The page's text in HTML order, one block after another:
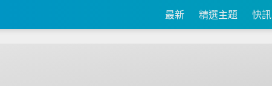
最新 精選主題 快訊